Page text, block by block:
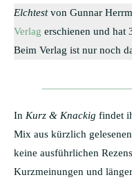
Elchtestvon Gunnar
Verlag erschienen und hat
Beim Verlag ist nur noch
In Kurz & Knackig findet
Mix aus kürzlich
keine ausführlichen
Kurzmeinungen und